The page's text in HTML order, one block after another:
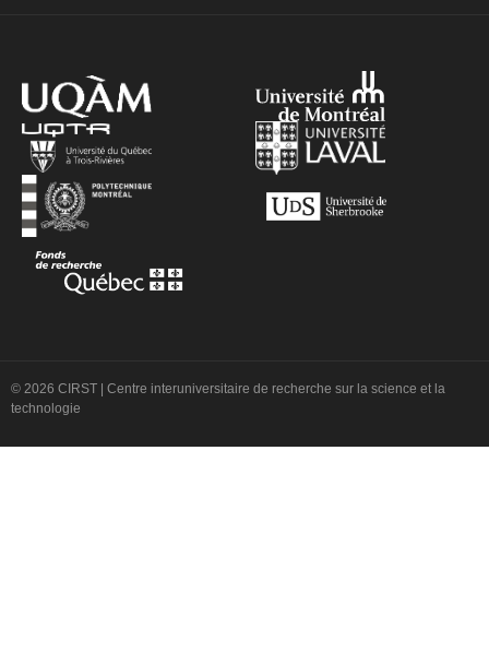
© 2026 CIRST | Centre interuniversitaire de recherche sur la science et la
technologie